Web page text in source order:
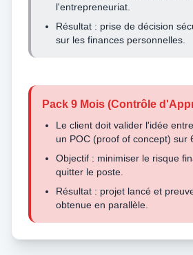
l'entrepreneuriat.
Résultat : prise de décision
sur les finances personnelles.
Pack 9 Mois (Contrôle
Le client doit valider l'idée
un POC (proof of concept) sur
Objectif : minimiser le risque
quitter le poste.
Résultat : projet lancé et
obtenue en parallèle.